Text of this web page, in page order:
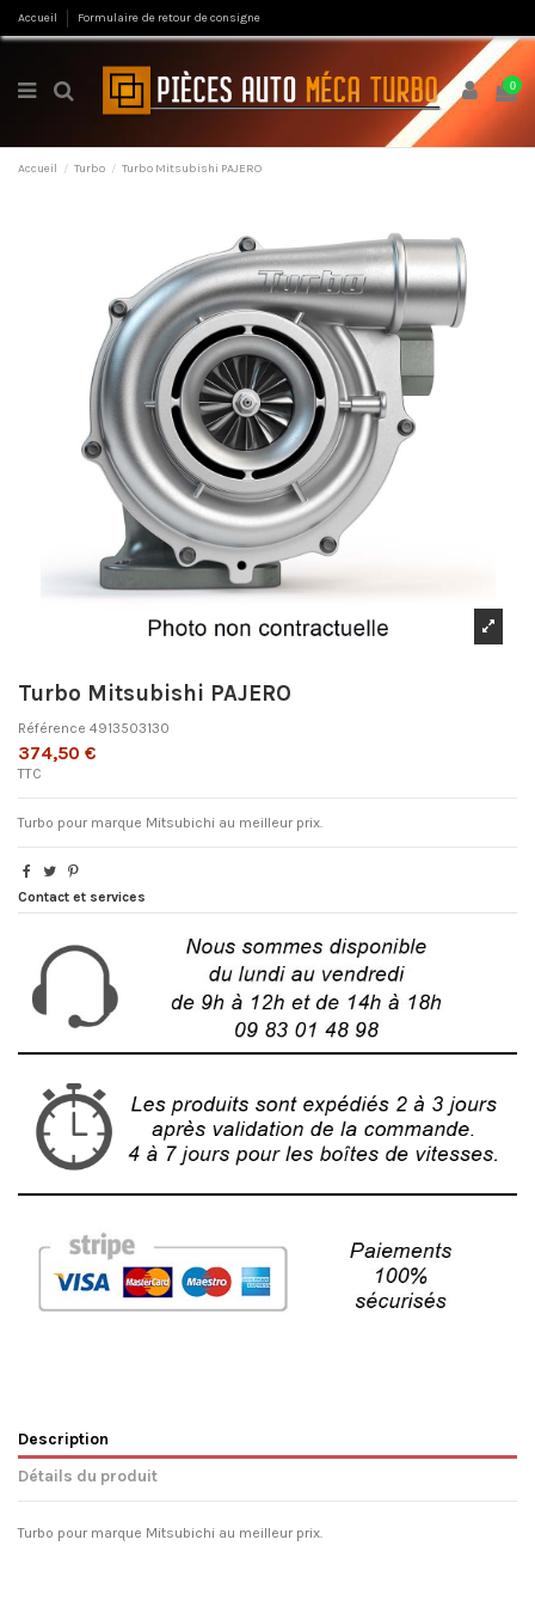
Accueil Formulaire de retour de consigne
0
Accueil Turbo Turbo Mitsubishi PAJERO
Turbo Mitsubishi PAJERO
Référence 4913503130
374,50 €
TTC
Turbo pour marque Mitsubichi au meilleur prix.
Contact et services
Description
Détails du produit
Turbo pour marque Mitsubichi au meilleur prix.